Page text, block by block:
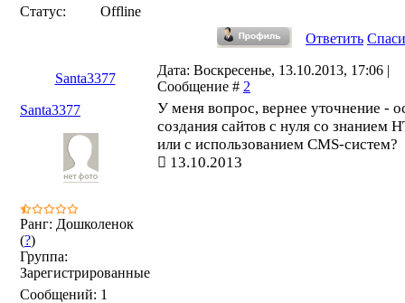
Статус:
Offline
Ответить
Santa3377
Дата: Воскресенье, 13.10.2013, 17:06 |
Сообщение # 2
Santa3377
Ранг: Дошколенок
(?)
Группа:
Зарегистрированные
Сообщений: 1
У меня вопрос, вернее уточнение -
создания сайтов с нуля со знанием
или с использованием CMS-систем?
13.10.2013